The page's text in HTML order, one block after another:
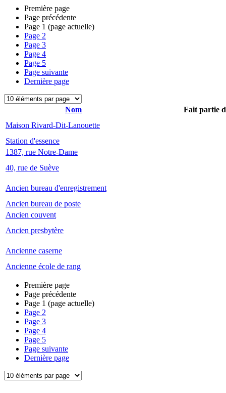
Première page
Page précédente
Page 1 (page actuelle)
Page 2
Page 3
Page 4
Page 5
Page suivante
Dernière page
Nom
Fait partie
Maison Rivard-Dit-Lanouette
Station d'essence
1387, rue Notre-Dame
40, rue de Suève
Ancien bureau d'enregistrement
Ancien bureau de poste
Ancien couvent
Ancien presbytère
Ancienne caserne
Ancienne école de rang
Première page
Page précédente
Page 1 (page actuelle)
Page 2
Page 3
Page 4
Page 5
Page suivante
Dernière page